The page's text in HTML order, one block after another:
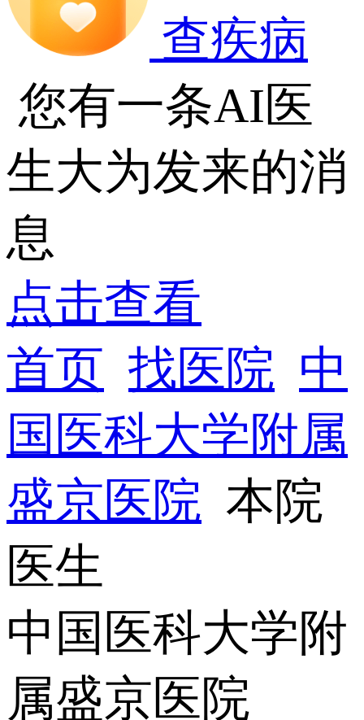
查疾病
您有一条AI医
生大为发来的消
息
点击查看
首页 找医院 中
国医科大学附属
盛京医院 本院
医生
中国医科大学附
属盛京医院